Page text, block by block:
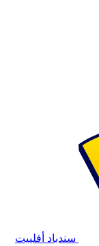
سندباد أفلييت